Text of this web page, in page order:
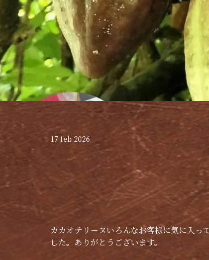
17 feb 2026
カカオテリーヌいろんなお客様に気に入
した。ありがとうございます。